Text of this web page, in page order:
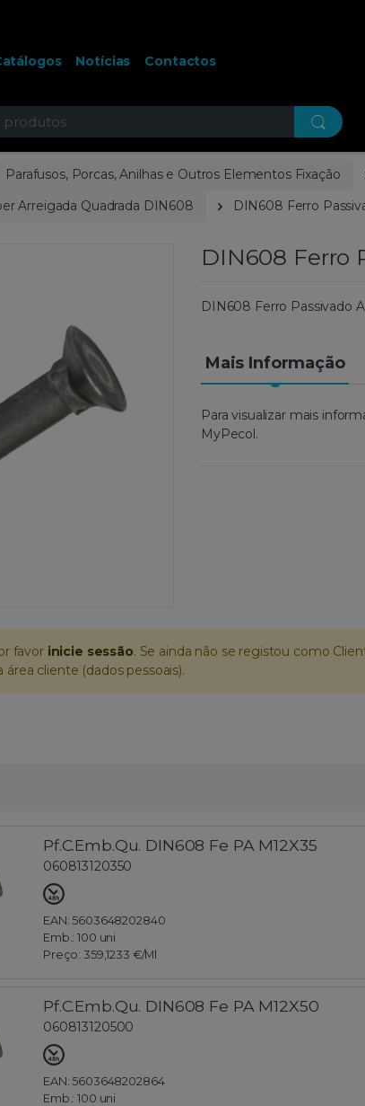
Notícias Contactos
Parafusos, Porcas, Anilhas e Outros Elementos Fixação
Arreigada Quadrada DIN608
DIN608 Ferro
DIN608 Ferro
DIN608 Ferro Passivado
Mais Informação
Para visualizar mais
MyPecol.
favor inicie sessão. Se ainda não se registou como
área cliente (dados pessoais).
Pf.C.Emb.Qu. DIN608 Fe PA M12X35
060813120350
EAN: 5603648202840
Emb.:100 uni
Preço: 359,1233 €/Ml
Pf.C.Emb.Qu. DIN608 Fe PA M12X50
060813120500
EAN: 5603648202864
Emb.:100 uni